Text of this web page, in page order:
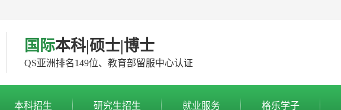
国际本科|硕士|博士
QS亚洲排名149位、教育部留服中心认证
本科招生 研究生招生 就业服务 格乐学子